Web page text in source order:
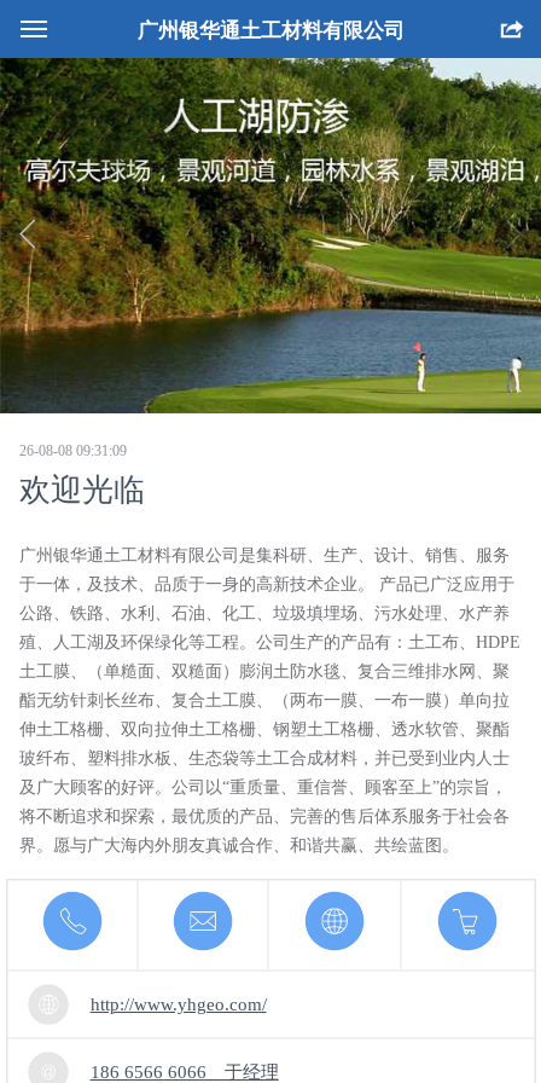
网站首页
公司简介
产品中心
工程案例
生产设备
广州银华通土工材料有限公司
26-08-08 09:31:09
欢迎光临
广州银华通土工材料有限公司是集科研、生产、设计、销售、服务
于一体，及技术、品质于一身的高新技术企业。 产品已广泛应用于
公路、铁路、水利、石油、化工、垃圾填埋场、污水处理、水产养
殖、人工湖及环保绿化等工程。公司生产的产品有：土工布、HDPE
土工膜、（单糙面、双糙面）膨润土防水毯、复合三维排水网、聚
酯无纺针刺长丝布、复合土工膜、（两布一膜、一布一膜）单向拉
伸土工格栅、双向拉伸土工格栅、钢塑土工格栅、透水软管、聚酯
玻纤布、塑料排水板、生态袋等土工合成材料，并已受到业内人士
及广大顾客的好评。公司以“重质量、重信誉、顾客至上”的宗旨，
将不断追求和探索，最优质的产品、完善的售后体系服务于社会各
界。愿与广大海内外朋友真诚合作、和谐共赢、共绘蓝图。
http://www.yhgeo.com/
186 6566 6066 于经理